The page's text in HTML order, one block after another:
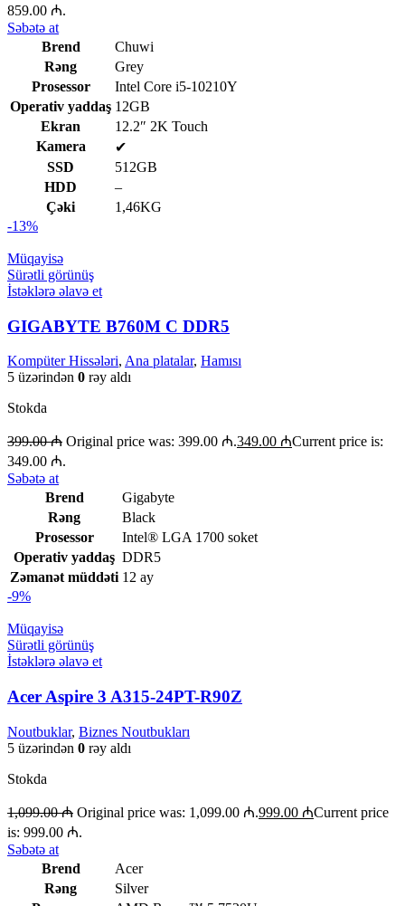
859.00 ₼.
Səbətə at
Brend
Chuwi
Rəng
Grey
Prosessor
Intel Core i5-10210Y
Operativ yaddaş 12GB
Ekran
12.2″ 2K Touch
Kamera
✔
SSD
512GB
HDD
–
Çəki
1,46KG
-13%
Müqayisə
Sürətli görünüş
İstəklərə əlavə et
GIGABYTE B760M C DDR5
Kompüter Hissələri, Ana platalar, Hamısı
5 üzərindən 0 rəy aldı
Stokda
399.00₼ Original price was: 399.00 ₼.349.00 ₼Current price is:
349.00 ₼.
Səbətə at
Brend
Gigabyte
Rəng
Black
Prosessor
Intel® LGA 1700 soket
Operativ yaddaş DDR5
Zəmanət müddəti 12 ay
-9%
Müqayisə
Sürətli görünüş
İstəklərə əlavə et
Acer Aspire 3 A315-24PT-R90Z
Noutbuklar, Biznes Noutbukları
5 üzərindən 0 rəy aldı
Stokda
1,099.00₼ Original price was: 1,099.00 ₼.999.00 ₼Current price
is: 999.00 ₼.
Səbətə at
Brend
Acer
Rəng
Silver